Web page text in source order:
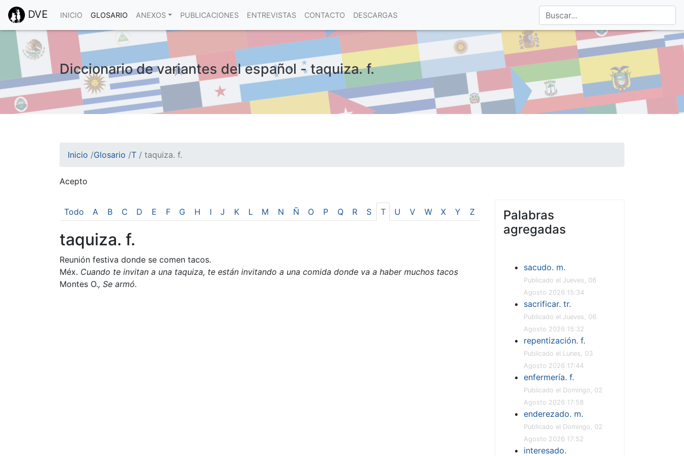
DVE INICIO GLOSARIO ANEXOS PUBLICACIONES ENTREVISTAS CONTACTO DESCARGAS
Diccionario de variantes del español - taquiza. f.
Inicio /Glosario /T / taquiza. f.
Acepto
Todo A B C D E F G H I J K L M N Ñ O P Q R S T U V W X Y Z
taquiza. f.
Reunión festiva donde se comen tacos.
Méx. Cuando te invitan a una taquiza, te están invitando a una comida donde va a haber muchos tacos
Montes O., Se armó.
Palabras
agregadas
sacudo. m.
Publicado el Jueves, 06
Agosto 2026 15:34
sacrificar. tr.
Publicado el Jueves, 06
Agosto 2026 15:32
repentización. f.
Publicado el Lunes, 03
Agosto 2026 17:44
enfermería. f.
Publicado el Domingo, 02
Agosto 2026 17:58
enderezado. m.
Publicado el Domingo, 02
Agosto 2026 17:52
interesado.